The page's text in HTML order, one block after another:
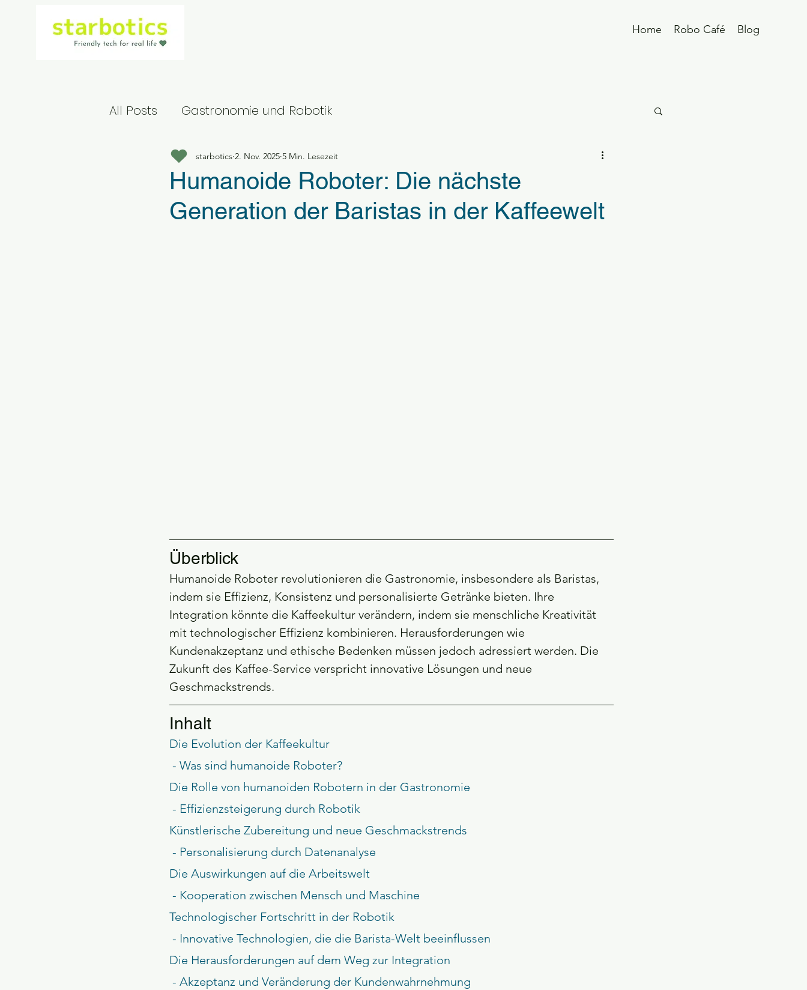
Home Robo Café Blog
All Posts Gastronomie und Robotik
Humanoide Roboter: Die nächste
Generation der Baristas in der Kaffeewelt
starbotics 2. Nov. 2025 5 Min. Lesezeit
Überblick
Humanoide Roboter revolutionieren die Gastronomie, insbesondere als Baristas,
indem sie Effizienz, Konsistenz und personalisierte Getränke bieten. Ihre
Integration könnte die Kaffeekultur verändern, indem sie menschliche Kreativität
mit technologischer Effizienz kombinieren. Herausforderungen wie
Kundenakzeptanz und ethische Bedenken müssen jedoch adressiert werden. Die
Zukunft des Kaffee-Service verspricht innovative Lösungen und neue
Geschmackstrends.
Inhalt
Die Evolution der Kaffeekultur
- Was sind humanoide Roboter?
Die Rolle von humanoiden Robotern in der Gastronomie
- Effizienzsteigerung durch Robotik
Künstlerische Zubereitung und neue Geschmackstrends
- Personalisierung durch Datenanalyse
Die Auswirkungen auf die Arbeitswelt
- Kooperation zwischen Mensch und Maschine
Technologischer Fortschritt in der Robotik
- Innovative Technologien, die die Barista-Welt beeinflussen
Die Herausforderungen auf dem Weg zur Integration
- Akzeptanz und Veränderung der Kundenwahrnehmung